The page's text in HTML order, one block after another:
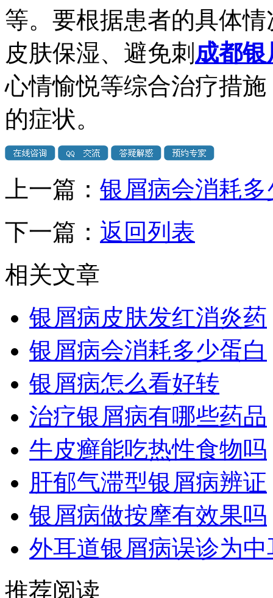
等。要根据患者的具体
皮肤保湿、避免刺 成都
心情愉悦等综合治疗措
的症状。
上一篇： 银屑病会消耗多
下一篇： 返回列表
相关文章
银屑病皮肤发红消炎药
银屑病会消耗多少蛋白
银屑病怎么看好转
治疗银屑病有哪些药品
牛皮癣能吃热性食物吗
肝郁气滞型银屑病辨证
银屑病做按摩有效果吗
外耳道银屑病误诊为中
推荐阅读